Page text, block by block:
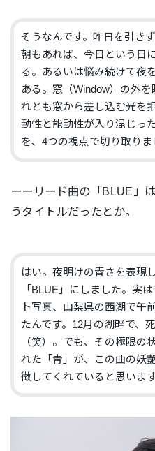
そうなんです。昨日を引き
朝もあれば、今日という日
る。あるいは悩み続けて夜
ある。窓（Window）の外を
れとも窓から差し込む光を
動性と能動性が入り混じっ
を、4つの視点で切り取りま
ーーリード曲の「BLUE」
うタイトルだったとか。
はい。夜明けの青さを表現
「BLUE」にしました。実
ト写真、山梨県の西湖で午
たんです。12月の湖畔で、
（笑）。でも、その極限の
れた「青」が、この曲の妖
徴してくれていると思います